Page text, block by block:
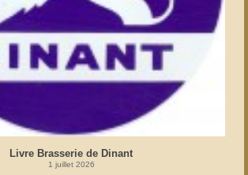
Livre Brasserie de Dinant
1 juillet 2026